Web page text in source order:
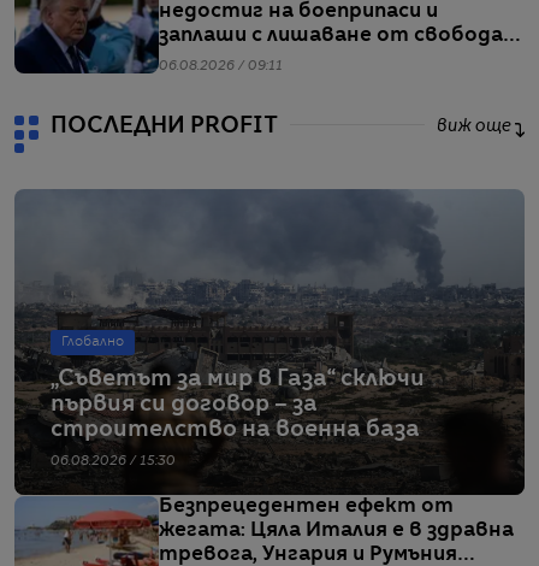
недостиг на боеприпаси и
заплаши с лишаване от свобода
хората, които разпространяват
06.08.2026 / 09:11
ПОСЛЕДНИ PROFIT виж още
Глобално
„Съветът за мир в Газа“ сключи
първия си договор – за
строителство на военна база
06.08.2026 / 15:30
Безпрецедентен ефект от
жегата: Цяла Италия е в здравна
тревога, Унгария и Румъния